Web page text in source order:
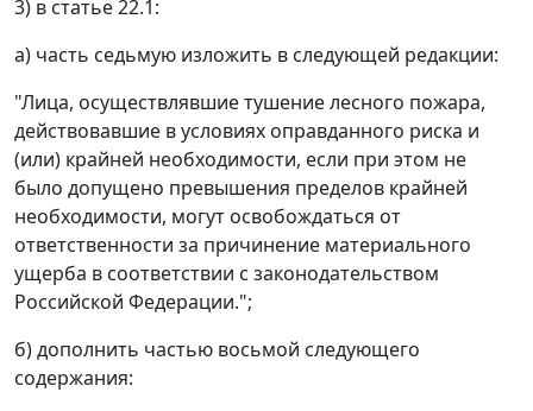
3) в статье 22.1:
а) часть седьмую изложить в следующей редакции:
"Лица, осуществлявшие тушение лесного пожара,
действовавшие в условиях оправданного риска и
(или) крайней необходимости, если при этом не
было допущено превышения пределов крайней
необходимости, могут освобождаться от
ответственности за причинение материального
ущерба в соответствии с законодательством
Российской Федерации.";
б) дополнить частью восьмой следующего
содержания: